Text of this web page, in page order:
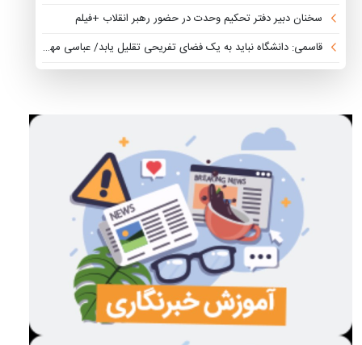
سخنان دبیر دفتر تحکیم وحدت در حضور رهبر انقلاب +فیلم
قاسمی: دانشگاه نباید به یک فضای تفریحی تقلیل یابد/ عباسی مهر: نظیر جلسه دانشجویان با رهبر انقلاب را در هیچ نظام سیاسی نداریم